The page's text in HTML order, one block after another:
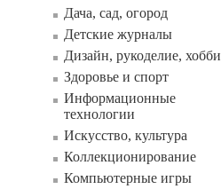
Дача, сад, огород
Детские журналы
Дизайн, рукоделие, хобби
Здоровье и спорт
Информационные
технологии
Искусство, культура
Коллекционирование
Компьютерные игры